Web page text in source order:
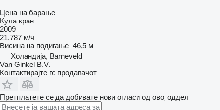
Цена на барање
Кула кран
2009
21.787 м/ч
Висина на подигање 46,5 м
Холандија, Barneveld
Van Ginkel B.V.
Контактирајте го продавачот
Претплатете се да добивате нови огласи од овој оддел